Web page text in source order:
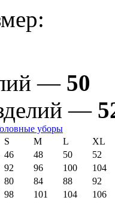
— 50
—
уборы
S M L
XL
46 48 50
52
92 96 100
104
80 84 88
92
98 101 104
106